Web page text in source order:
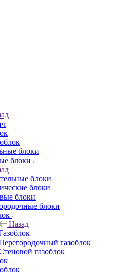
блоки
блоки
блоки
блоки
блоки
Назад
газоблок
газоблок